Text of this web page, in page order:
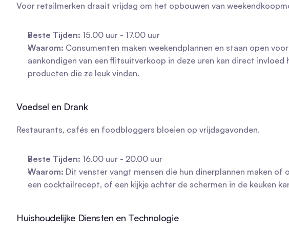
Voor retailmerken draait vrijdag om het opbouwen van
Beste Tijden: 15.00 uur - 17.00 uur
Waarom: Consumenten maken weekendplannen en staan open
aankondigen van een flitsuitverkoop in deze uren kan direct
producten die ze leuk vinden.
Voedsel en Drank
Restaurants, cafés en foodbloggers bloeien op vrijdagavonden.
Beste Tijden: 16.00 uur - 20.00 uur
Waarom: Dit venster vangt mensen die hun dinerplannen maken of
een cocktailrecept, of een kijkje achter de schermen in de keuken
Huishoudelijke Diensten en Technologie